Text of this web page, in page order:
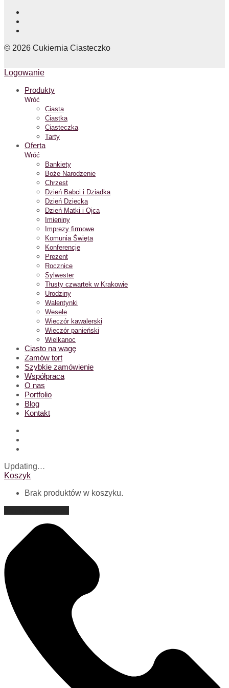
© 2026 Cukiernia Ciasteczko
Logowanie
Produkty
Wróć
Ciasta
Ciastka
Ciasteczka
Tarty
Oferta
Wróć
Bankiety
Boże Narodzenie
Chrzest
Dzień Babci i Dziadka
Dzień Dziecka
Dzień Matki i Ojca
Imieniny
Imprezy firmowe
Komunia Święta
Konferencje
Prezent
Rocznice
Sylwester
Tłusty czwartek w Krakowie
Urodziny
Walentynki
Wesele
Wieczór kawalerski
Wieczór panieński
Wielkanoc
Ciasto na wagę
Zamów tort
Szybkie zamówienie
Współpraca
O nas
Portfolio
Blog
Kontakt
Updating…
Koszyk
Brak produktów w koszyku.